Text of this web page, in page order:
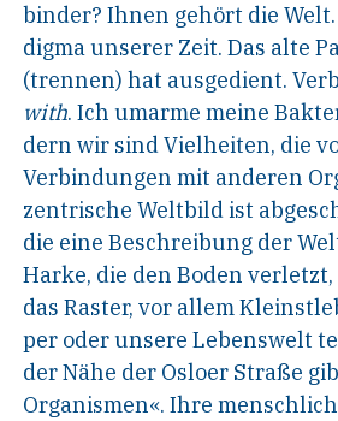
binder? Ihnen gehört die Welt.
digma unserer Zeit. Das alte
(trennen) hat ausgedient.
with. Ich umarme meine
dern wir sind Vielheiten, die
Verbindungen mit anderen
zentrische Weltbild ist
die eine Beschreibung der
Harke, die den Boden
das Raster, vor allem
per oder unsere Lebenswelt
der Nähe der Osloer Straße
Organismen«. Ihre